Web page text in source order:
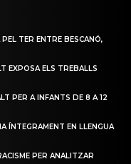
TER ENTRE BESCANÓ,
EXPOSA ELS TREBALLS
PER A INFANTS DE 8 A 12
ÍNTEGRAMENT EN LLENGUA
PER ANALITZAR